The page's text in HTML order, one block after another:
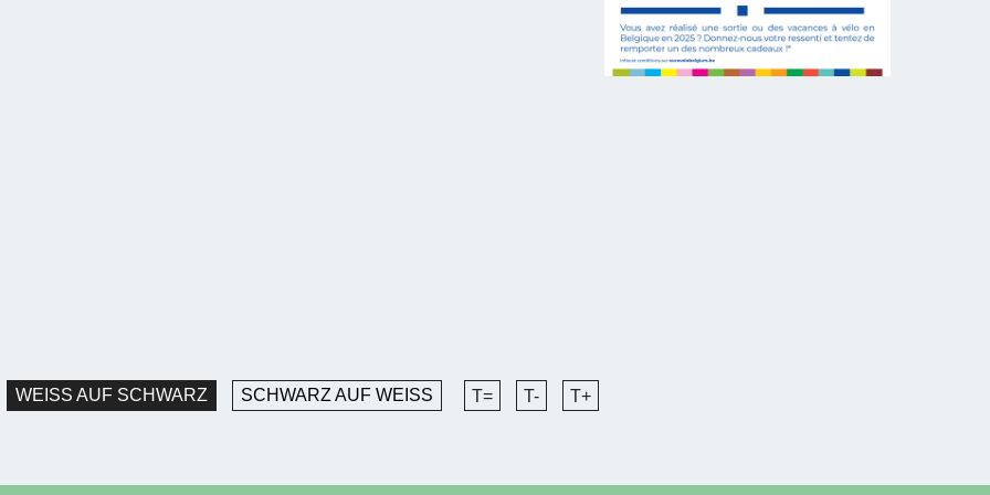
WEISS AUF SCHWARZ SCHWARZ AUF WEISS T= T- T+